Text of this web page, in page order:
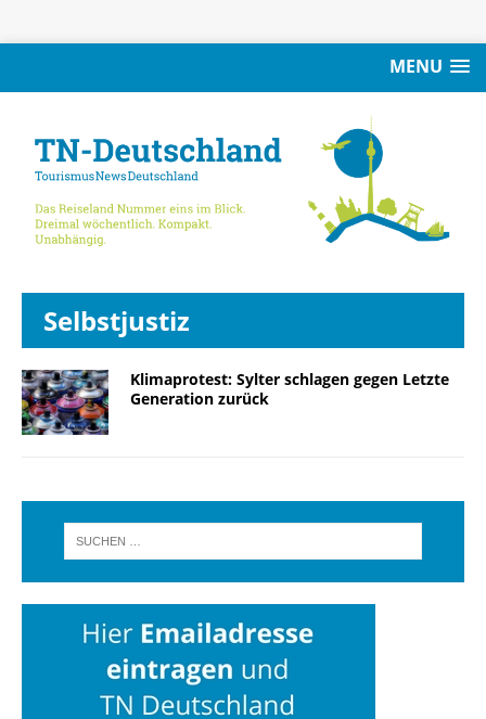
MENU
Selbstjustiz
Klimaprotest: Sylter schlagen gegen Letzte
Generation zurück